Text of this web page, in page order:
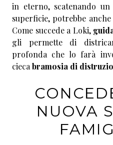
in eterno, scatenando
superficie, potrebbe
Come succede a Loki,
gli permette di
profonda che lo farà
cieca bramosia di
NUOVA